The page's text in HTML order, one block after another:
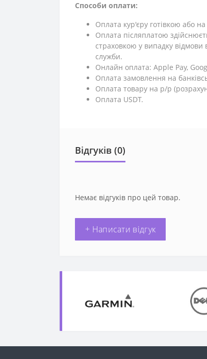
Способи оплати:
Оплата кур'єру готівкою або
Оплата післяплатою
страховкою у випадку відмови
служби.
Онлайн оплата: Apple Pay,
Оплата замовлення на
Оплата товару на р/р
Оплата USDT.
Відгуків (0)
Немає відгуків про цей товар.
+ Написати відгук